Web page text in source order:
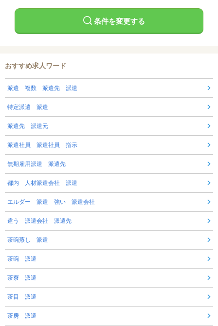
条件を変更する
おすすめ求人ワード
派遣 複数 派遣先 派遣
特定派遣 派遣
派遣先 派遣元
派遣社員 派遣社員 指示
無期雇用派遣 派遣先
都内 人材派遣会社 派遣
エルダー 派遣 強い 派遣会社
違う 派遣会社 派遣先
茶碗蒸し 派遣
茶碗 派遣
茶寮 派遣
茶目 派遣
茶房 派遣